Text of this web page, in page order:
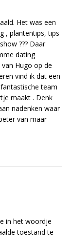
Het was een
, plantentips, tips
??? Daar
dating
Hugo op de
vind ik dat een
team
maakt . Denk
nadenken waar
van maar
in het woordje
toestand te